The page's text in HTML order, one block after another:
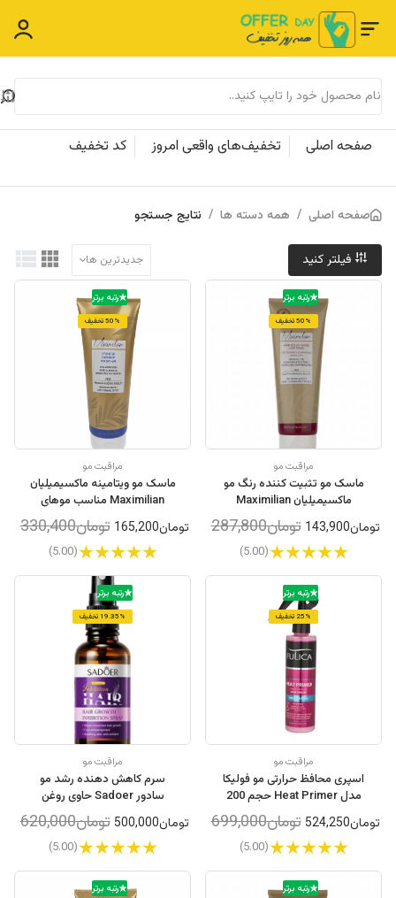
صفحه اصلی تخفیف‌های واقعی امروز کد تخفیف
صفحه اصلی / همه دسته ها / نتایج جستجو
جدیدترین ها
رتبه برتر
50% تخفیف
مراقبت مو
ماسک مو تثبیت کننده رنگ مو
ماکسیمیلیان Maximilian
مناسب موهای رنگ شده و
کراتینه
تومان143,900 تومان287,800
(5.00)
رتبه برتر
50% تخفیف
مراقبت مو
ماسک مو ویتامینه ماکسیمیلیان
Maximilian مناسب موهای
خشک و وز حجم 250 میلی لیتر
تومان165,200 تومان330,400
(5.00)
رتبه برتر
25% تخفیف
مراقبت مو
اسپری محافظ حرارتی مو فولیکا
مدل Heat Primer حجم 200
میلی لیتر
تومان524,250 تومان699,000
(5.00)
رتبه برتر
19.35% تخفیف
مراقبت مو
سرم کاهش دهنده رشد مو
سادور Sadoer حاوی روغن
مورچه و عصاره اسطوخودوس
۳۰ میلی لیتر
تومان500,000 تومان620,000
(5.00)
رتبه برتر رتبه برتر